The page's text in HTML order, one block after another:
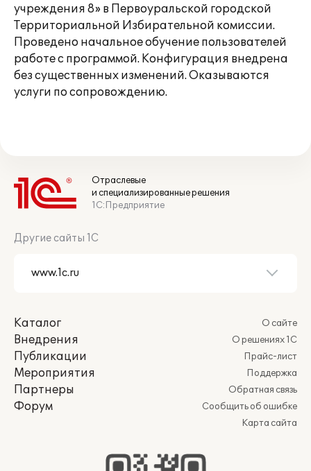
учреждения 8» в Первоуральской городской
Территориальной Избирательной комиссии.
Проведено начальное обучение пользователей
работе с программой. Конфигурация внедрена
без существенных изменений. Оказываются
услуги по сопровождению.
Отраслевые
и специализированные решения
1С:Предприятие
Другие сайты 1С
Каталог
Внедрения
Публикации
Мероприятия
Партнеры
Форум
О сайте
О решениях 1С
Прайс-лист
Поддержка
Обратная связь
Сообщить об ошибке
Карта сайта